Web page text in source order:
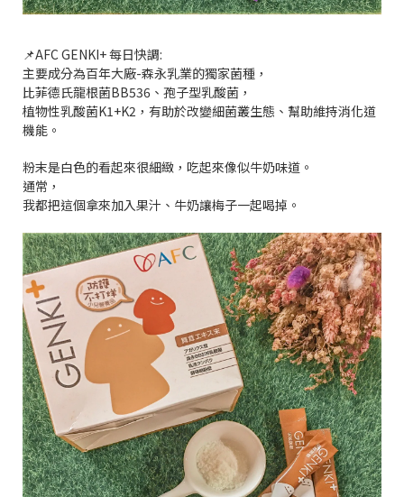
📌AFC GENKI+ 每日快調:
主要成分為百年大廠-森永乳業的獨家菌種，
比菲德氏龍根菌BB536、孢子型乳酸菌，
植物性乳酸菌K1+K2，有助於改變細菌叢生態、幫助維持消化道
機能。
粉末是白色的看起來很細緻，吃起來像似牛奶味道。
通常，
我都把這個拿來加入果汁、牛奶讓梅子一起喝掉。